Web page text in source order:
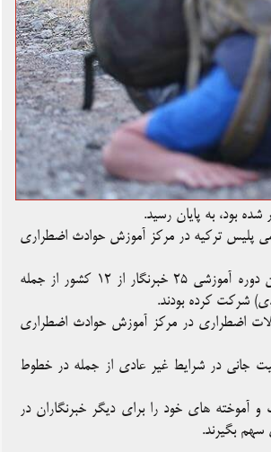
پلیس ترکیه در مرکز آموزش حوادث اضطراری
عبدالقیوم پدرام قاضی زاده از جمله خبرنگاران افغان شرکت کننده در این برنامه گفت که دراین دوره آموزشی ۲۵ خبرنگار از ۱۲ کشور از جمله
شرکت کرده بودند.
اضطراری در مرکز آموزش حوادث اضطراری
جانی در شرایط غیر عادی از جمله در خطوط
و آموخته های خود را برای دیگر خبرنگاران در
سهم بگیرند.